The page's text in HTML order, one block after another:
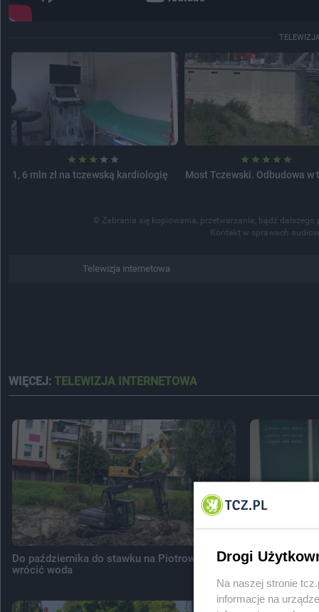
1, 6 mln zł na tczewską kardiologię Most Tczewski. Odbudowa w
© Zabrania się kopiowania, przetwarzania, bądź
Kontakt w sprawach
Telewizja internetowa
WIĘCEJ: TELEWIZJA INTERNETOWA
Do października do stawku na Piotrowie ma
wrócić woda
Egzamin
Drogi
Na naszej stronie
informacje na